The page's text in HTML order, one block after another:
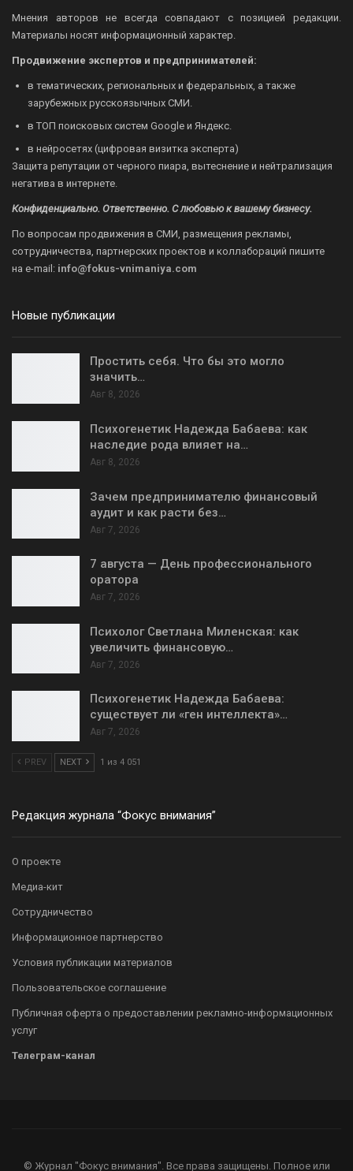
Мнения авторов не всегда совпадают с позицией редакции.
Материалы носят информационный характер.
Продвижение экспертов и предпринимателей:
в тематических, региональных и федеральных, а также
зарубежных русскоязычных СМИ.
в ТОП поисковых систем Google и Яндекс.
в нейросетях (цифровая визитка эксперта)
Защита репутации от черного пиара, вытеснение и нейтрализация
негатива в интернете.
Конфиденциально. Ответственно. С любовью к вашему бизнесу.
По вопросам продвижения в СМИ, размещения рекламы,
сотрудничества, партнерских проектов и коллабораций пишите
на e-mail: info@fokus-vnimaniya.com
Новые публикации
Простить себя. Что бы это могло
значить…
Авг 8, 2026
Психогенетик Надежда Бабаева: как
наследие рода влияет на…
Авг 8, 2026
Зачем предпринимателю финансовый
аудит и как расти без…
Авг 7, 2026
7 августа — День профессионального
оратора
Авг 7, 2026
Психолог Светлана Миленская: как
увеличить финансовую…
Авг 7, 2026
Психогенетик Надежда Бабаева:
существует ли «ген интеллекта»…
Авг 7, 2026
PREV NEXT 1 из 4 051
Редакция журнала “Фокус внимания”
О проекте
Медиа-кит
Сотрудничество
Информационное партнерство
Условия публикации материалов
Пользовательское соглашение
Публичная оферта о предоставлении рекламно-информационных
услуг
Телеграм-канал
© Журнал "Фокус внимания". Все права защищены. Полное или